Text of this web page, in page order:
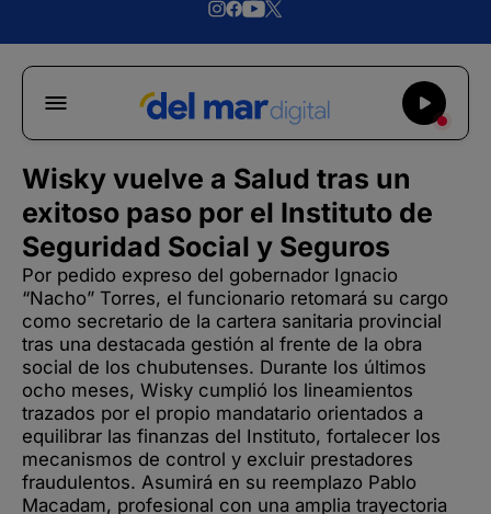
Wisky vuelve a Salud tras un
exitoso paso por el Instituto de
Seguridad Social y Seguros
Por pedido expreso del gobernador Ignacio
“Nacho” Torres, el funcionario retomará su cargo
como secretario de la cartera sanitaria provincial
tras una destacada gestión al frente de la obra
social de los chubutenses. Durante los últimos
ocho meses, Wisky cumplió los lineamientos
trazados por el propio mandatario orientados a
equilibrar las finanzas del Instituto, fortalecer los
mecanismos de control y excluir prestadores
fraudulentos. Asumirá en su reemplazo Pablo
Macadam, profesional con una amplia trayectoria